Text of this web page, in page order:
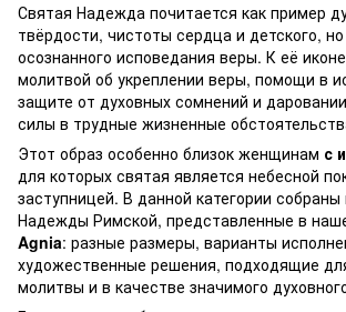
Святая Надежда почитается как пример
твёрдости, чистоты сердца и детского, но
осознанного исповедания веры. К её
молитвой об укреплении веры, помощи в
защите от духовных сомнений и
силы в трудные жизненные
Этот образ особенно близок женщинам с
для которых святая является небесной
заступницей. В данной категории
Надежды Римской, представленные в
Agnia: разные размеры, варианты
художественные решения, подходящие
молитвы и в качестве значимого